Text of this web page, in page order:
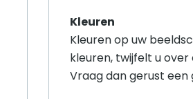
Kleuren
Kleuren op uw
kleuren, twijfelt u over
Vraag dan gerust een